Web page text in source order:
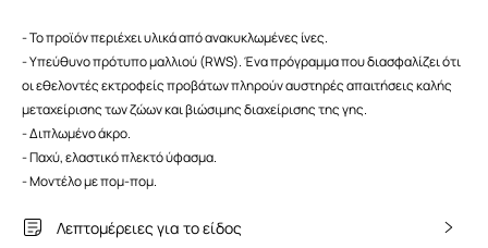
- Το προϊόν περιέχει υλικά από ανακυκλωμένες ίνες.
- Υπεύθυνο πρότυπο μαλλιού (RWS). Ένα πρόγραμμα που διασφαλίζει ότι
οι εθελοντές εκτροφείς προβάτων πληρούν αυστηρές απαιτήσεις καλής
μεταχείρισης των ζώων και βιώσιμης διαχείρισης της γης.
- Διπλωμένο άκρο.
- Παχύ, ελαστικό πλεκτό ύφασμα.
- Μοντέλο με πομ-πομ.
Λεπτομέρειες για το είδος